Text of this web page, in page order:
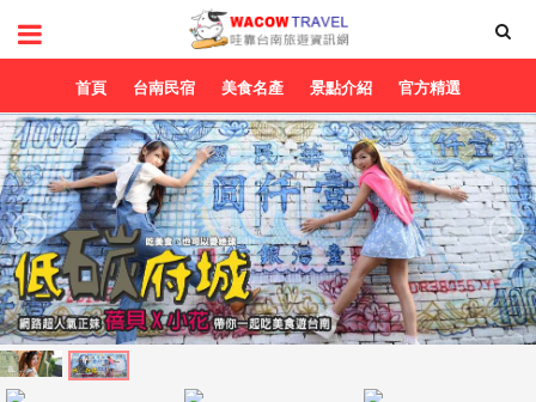
首頁 台南民宿 美食名產 景點介紹 官方精選